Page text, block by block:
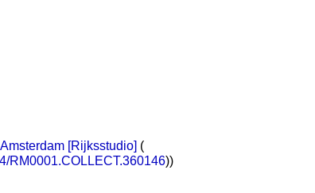
[Rijksstudio] (
RM0001.COLLECT.360146))